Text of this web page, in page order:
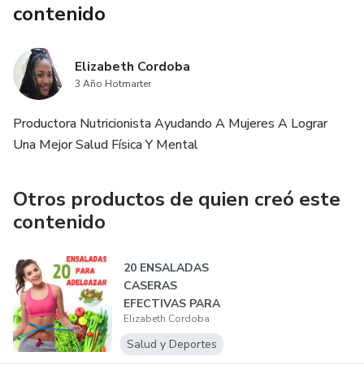
✅ ESTE EBOOK TRAE MÁS DE 45 RECETAS ENTRE
DESAYUNOS ALMUERZOS Y CENAS
ADEMAS 1 RECETA DE UN BATIDO VERDE
SuperQuema QUE LIMPIARA SU ORGANISMO Y ASÍ
PUEDA BAJAR LA GRASA Aún MÁS REBELDE
NINGUNA CONFUSIÓN Y TENGA RESULTADOS CADA
SEMANA, SE PROBO CON MÁS DE 300 MUJERES DE
DIFERENTES METABOLISMOS Y TODAS LOGRARON
RESULTADO CADA SEMANA
✅ QUE ESPERAS PARA LOGRAR TU MEJOR VERSIÓN
EN DÍAS
contenido
Elizabeth Cordoba
3 Año Hotmarter
Productora Nutricionista Ayudando A Mujeres A Lograr
Una Mejor Salud Física Y Mental
Otros productos de quien creó este
contenido
20 ENSALADAS
CASERAS
EFECTIVAS PARA
ADELGAZAR
Elizabeth Cordoba
Salud y Deportes